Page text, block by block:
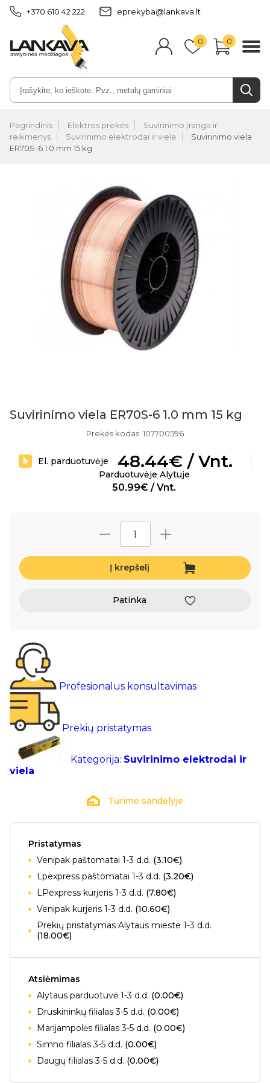
+370 610 42 222 eprekyba@lankava.lt
0 0
Pagrindinis Elektros prekės
Suvirinimo įranga ir
reikmenys
Suvirinimo elektrodai ir viela
Suvirinimo viela
ER70S-6 1.0 mm 15 kg
Suvirinimo viela ER70S-6 1.0 mm 15 kg
Prekės kodas: 107700596
El. parduotuvėje 48.44€ / Vnt.
Parduotuvėje Alytuje
50.99€ / Vnt.
Į krepšelį
Patinka
Profesionalus konsultavimas
Prekių pristatymas
Kategorija: Suvirinimo elektrodai ir
viela
Turime sandėlyje
Pristatymas
Venipak paštomatai 1-3 d.d. (3.10€)
Lpexpress paštomatai 1-3 d.d. (3.20€)
LPexpress kurjeris 1-3 d.d. (7.80€)
Venipak kurjeris 1-3 d.d. (10.60€)
Prekių pristatymas Alytaus mieste 1-3 d.d.
(18.00€)
Atsiėmimas
Alytaus parduotuvė 1-3 d.d. (0.00€)
Druskininkų filialas 3-5 d.d. (0.00€)
Marijampolės filialas 3-5 d.d. (0.00€)
Simno filialas 3-5 d.d. (0.00€)
Daugų filialas 3-5 d.d. (0.00€)